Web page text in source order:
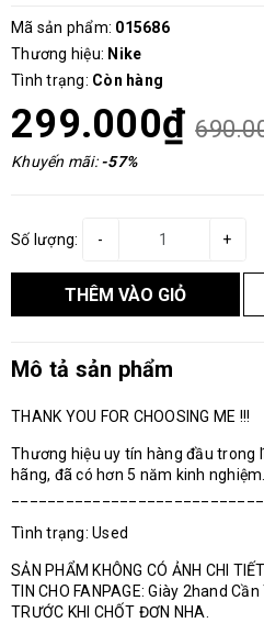
Mã sản phẩm: 015686
Thương hiệu: Nike
Tình trạng: Còn hàng
299.000₫
Khuyến mãi:-57%
Số lượng: +
-
THÊM VÀO GIỎ
Mô tả sản phẩm
THANK YOU FOR CHOOSING ME !!!
Thương hiệu uy tín hàng đầu trong
hãng, đã có hơn 5 năm kinh nghiệm.
Tình trạng: Used
SẢN PHẨM KHÔNG CÓ ẢNH CHI
TIN CHO FANPAGE: Giày 2hand
TRƯỚC KHI CHỐT ĐƠN NHA.